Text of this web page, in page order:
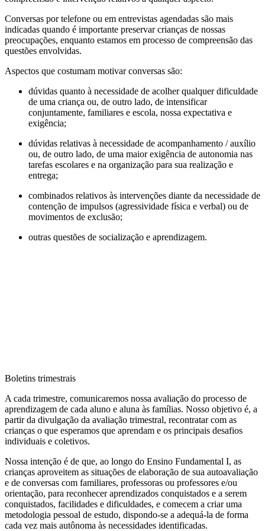
Conversas por telefone ou em entrevistas agendadas são mais
indicadas quando é importante preservar crianças de nossas
preocupações, enquanto estamos em processo de compreensão das
questões envolvidas.
Aspectos que costumam motivar conversas são:
dúvidas quanto à necessidade de acolher qualquer dificuldade
de uma criança ou, de outro lado, de intensificar
conjuntamente, familiares e escola, nossa expectativa e
exigência;
dúvidas relativas à necessidade de acompanhamento / auxílio
ou, de outro lado, de uma maior exigência de autonomia nas
tarefas escolares e na organização para sua realização e
entrega;
combinados relativos às intervenções diante da necessidade de
contenção de impulsos (agressividade física e verbal) ou de
movimentos de exclusão;
outras questões de socialização e aprendizagem.
Boletins trimestrais
A cada trimestre, comunicaremos nossa avaliação do processo de
aprendizagem de cada aluno e aluna às famílias. Nosso objetivo é, a
partir da divulgação da avaliação trimestral, recontratar com as
crianças o que esperamos que aprendam e os principais desafios
individuais e coletivos.
Nossa intenção é de que, ao longo do Ensino Fundamental I, as
crianças aproveitem as situações de elaboração de sua autoavaliação
e de conversas com familiares, professoras ou professores e/ou
orientação, para reconhecer aprendizados conquistados e a serem
conquistados, facilidades e dificuldades, e comecem a criar uma
metodologia pessoal de estudo, dispondo-se a adequá-la de forma
cada vez mais autônoma às necessidades identificadas.